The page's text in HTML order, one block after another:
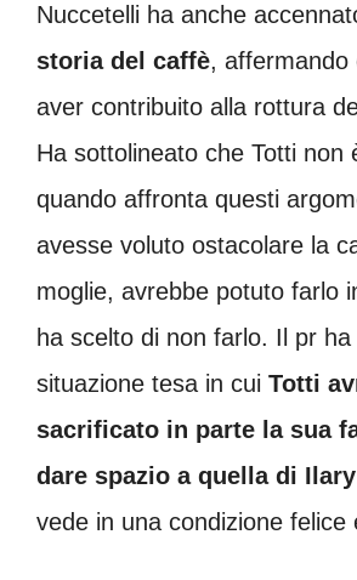
Nuccetelli ha anche
storia del caffè, affermando
aver contribuito alla rottura
Ha sottolineato che Totti non
quando affronta questi
avesse voluto ostacolare la
moglie, avrebbe potuto farlo
ha scelto di non farlo. Il pr
situazione tesa in cui Totti
sacrificato in parte la sua
dare spazio a quella di Ilary
vede in una condizione felice